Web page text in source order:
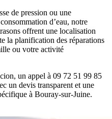
de pression ou une
d’eau, notre
offrent une localisation
la planification des réparations
ou votre activité
un appel à 09 72 51 99 85
un devis transparent et une
à Bouray-sur-Juine.